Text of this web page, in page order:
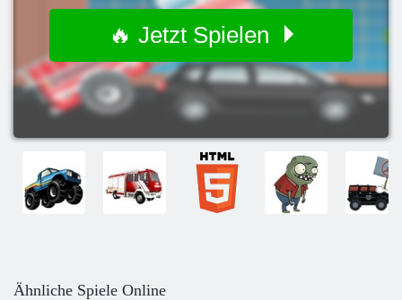
🔥 Jetzt Spielen
Ähnliche Spiele Online